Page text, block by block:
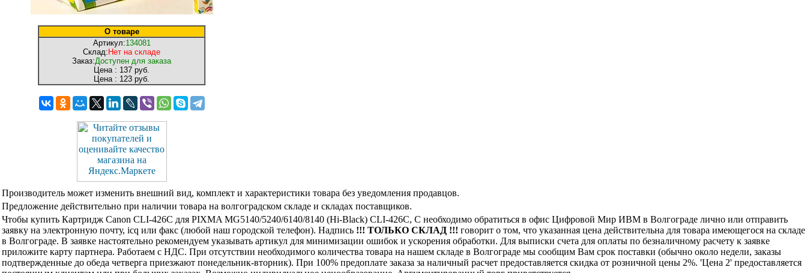
О товаре
Артикул:134081
Склад: Нет на складе
Заказ:Доступен для заказа
Цена : 137 руб.
Цена : 123 руб.
Производитель может изменить внешний вид, комплект и характеристики товара без уведомления продавцов.
Предложение действительно при наличии товара на волгоградском складе и складах поставщиков.
Чтобы купить Картридж Canon CLI-426C для PIXMA MG5140/5240/6140/8140 (Hi-Black) CLI-426C, C необходимо обратиться в офис Цифровой Мир ИВМ в Волгограде лично или отправить
заявку на электронную почту, icq или факс (любой наш городской телефон). Надпись !!! ТОЛЬКО СКЛАД !!! говорит о том, что указанная цена действительна для товара имеющегося на складе
в Волгограде. В заявке настоятельно рекомендуем указывать артикул для минимизации ошибок и ускорения обработки. Для выписки счета для оплаты по безналичному расчету к заявке
приложите карту партнера. Работаем с НДС. При отсутствии необходимого количества товара на нашем складе в Волгограде мы сообщим Вам срок поставки (обычно около недели, заказы
подтвержденные до обеда четверга приезжают понедельник-вторник). При 100% предоплате заказа за наличный расчет предоставляется скидка от розничной цены 2%. 'Цена 2' предоставляется